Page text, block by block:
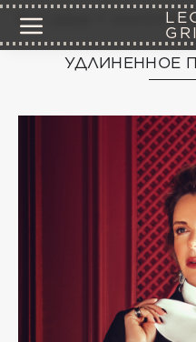
удлиненное
УДЛИНЕННОЕ